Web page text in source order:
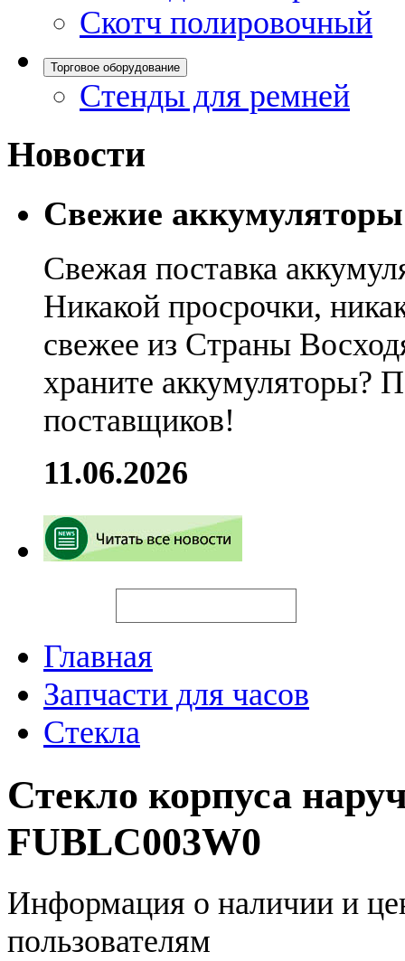
Скотч полировочный
Торговое оборудование
Стенды для ремней
Новости
Свежие
Свежая поставка
Никакой просрочки,
свежее из Страны
храните аккумуляторы?
поставщиков!
11.06.2026
Главная
Запчасти для часов
Стекла
Стекло корпуса
FUBLC003W0
Информация о наличии и
пользователям